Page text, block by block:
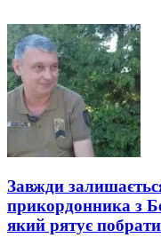
Завжди
прикордонника з
який рятує